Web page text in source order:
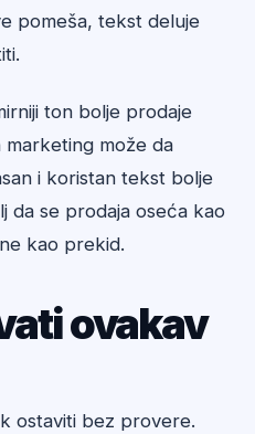
pomeša, tekst deluje
ton bolje prodaje
marketing može da
i koristan tekst bolje
da se prodaja oseća kao
kao prekid.
ovakav
ostaviti bez provere.